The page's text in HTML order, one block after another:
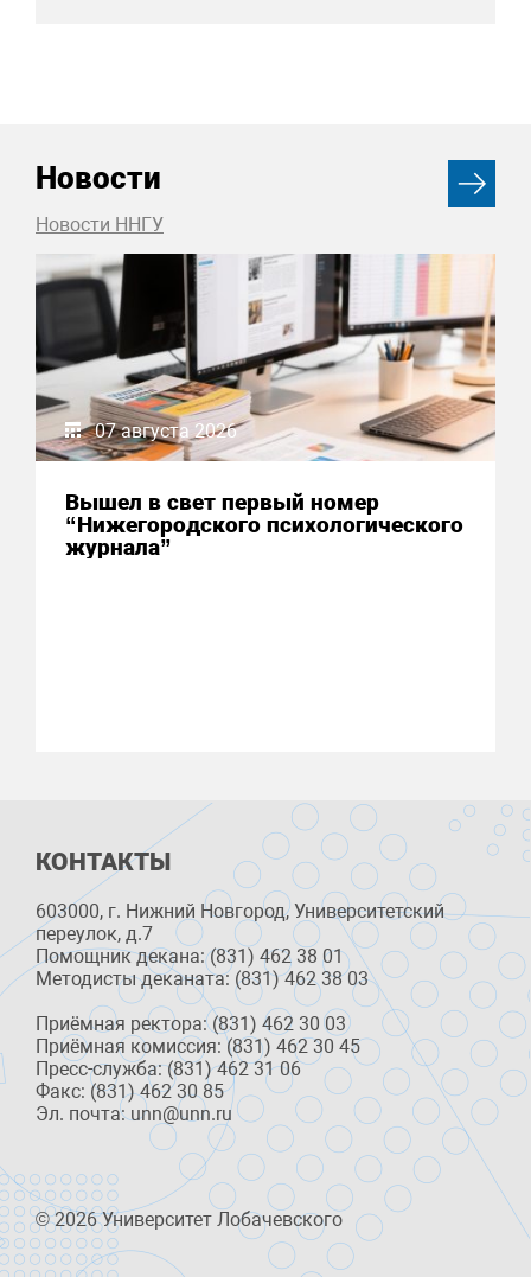
Новости
Новости ННГУ
07 августа 2026
Вышел в свет первый номер
“Нижегородского психологического
журнала”
КОНТАКТЫ
603000, г. Нижний Новгород, Университетский
переулок, д.7
Помощник декана: (831) 462 38 01
Методисты деканата: (831) 462 38 03
Приёмная ректора: (831) 462 30 03
Приёмная комиссия: (831) 462 30 45
Пресс-служба: (831) 462 31 06
Факс: (831) 462 30 85
Эл. почта: unn@unn.ru
© 2026 Университет Лобачевского